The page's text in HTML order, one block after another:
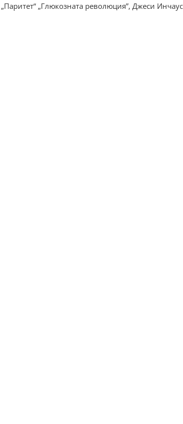
„Глюкозната революция”, Джеси